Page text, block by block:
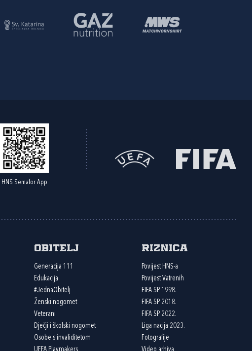
HNS Semafor App
Obitelj
Generacija 111
Edukacija
#JednaObitelj
Ženski nogomet
Veterani
Dječji i školski nogomet
Osobe s invaliditetom
Riznica
Povijest HNS-a
Povijest Vatrenih
FIFA SP 1998.
FIFA SP 2018.
FIFA SP 2022.
Liga nacija 2023.
Fotografije